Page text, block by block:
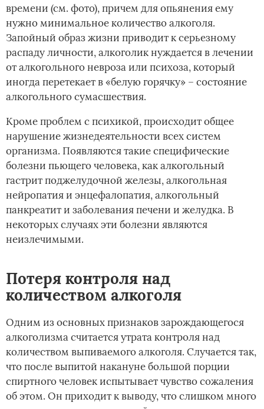
времени (см. фото), причем для опьянения ему
нужно минимальное количество алкоголя.
Запойный образ жизни приводит к серьезному
распаду личности, алкоголик нуждается в лечении
от алкогольного невроза или психоза, который
иногда перетекает в «белую горячку» – состояние
алкогольного сумасшествия.
Кроме проблем с психикой, происходит общее
нарушение жизнедеятельности всех систем
организма. Появляются такие специфические
болезни пьющего человека, как алкогольный
гастрит поджелудочной железы, алкогольная
нейропатия и энцефалопатия, алкогольный
панкреатит и заболевания печени и желудка. В
некоторых случаях эти болезни являются
неизлечимыми.­
Потеря контроля над
количеством алкоголя
Одним из основных признаков зарождающегося
алкоголизма считается утрата контроля над
количеством выпиваемого алкоголя. Случается так,
что после выпитой накануне большой порции
спиртного человек испытывает чувство сожаления
об этом. Он приходит к выводу, что слишком много